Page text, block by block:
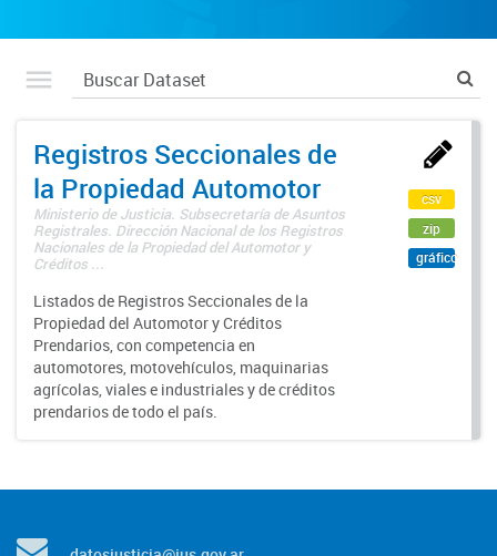
Registros Seccionales de
la Propiedad Automotor
Ministerio de Justicia. Subsecretaría de Asuntos
Registrales. Dirección Nacional de los Registros
Nacionales de la Propiedad del Automotor y
Créditos ...
Listados de Registros Seccionales de la
Propiedad del Automotor y Créditos
Prendarios, con competencia en
automotores, motovehículos, maquinarias
agrícolas, viales e industriales y de créditos
prendarios de todo el país.
csv
zip
gráfico